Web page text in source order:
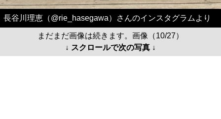
長谷川理恵（@rie_hasegawa）さんのインスタグラムより
まだまだ画像は続きます。画像（10/27）
↓ スクロールで次の写真 ↓